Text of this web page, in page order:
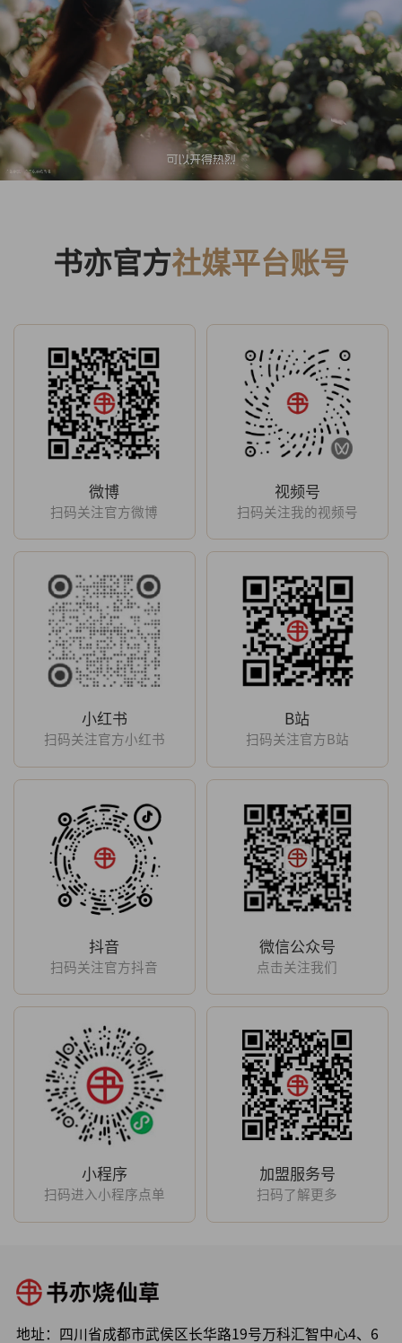
书亦官方社媒平台账号
微博
扫码关注官方微博
视频号
扫码关注我的视频号
小红书
扫码关注官方小红书
B站
扫码关注官方B站
抖音
扫码关注官方抖音
微信公众号
点击关注我们
小程序
扫码进入小程序点单
加盟服务号
扫码了解更多
地址：四川省成都市武侯区长华路19号万科汇智中心4、6